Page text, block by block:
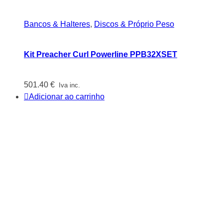
Bancos & Halteres, Discos & Próprio Peso
Kit Preacher Curl Powerline PPB32XSET
501.40 € Iva inc.
Adicionar ao carrinho